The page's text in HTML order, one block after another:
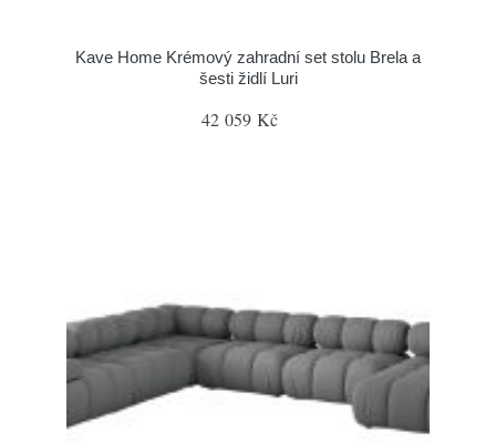
Kave Home Krémový zahradní set stolu Brela a
šesti židlí Luri
42 059 Kč